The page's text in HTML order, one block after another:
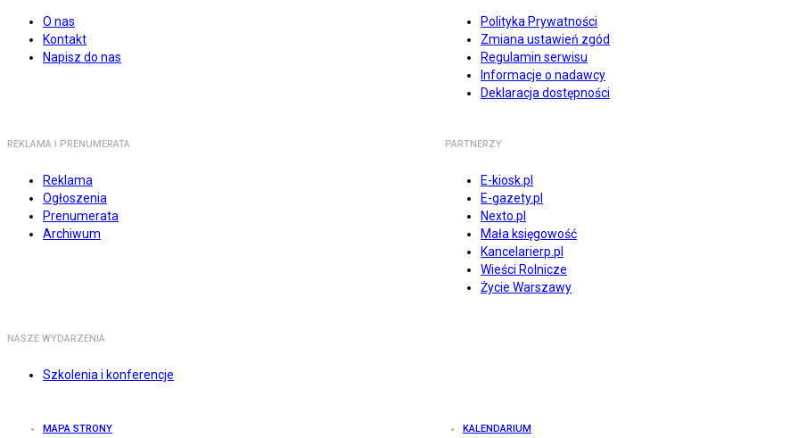
O nas
Kontakt
Napisz do nas
Polityka Prywatności
Zmiana ustawień zgód
Regulamin serwisu
Informacje o nadawcy
Deklaracja dostępności
REKLAMA I PRENUMERATA
Reklama
Ogłoszenia
Prenumerata
Archiwum
PARTNERZY
E-kiosk.pl
E-gazety.pl
Nexto.pl
Mała księgowość
Kancelarierp.pl
Wieści Rolnicze
Życie Warszawy
NASZE WYDARZENIA
Szkolenia i konferencje
MAPA STRONY KALENDARIUM